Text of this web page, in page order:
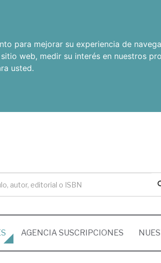
para mejorar su experiencia de
web, medir su interés en nuestros
usted.
AGENCIA SUSCRIPCIONES